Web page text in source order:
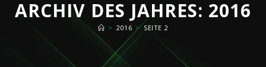
ARCHIV DES JAHRES: 2016
> 2016 > SEITE 2